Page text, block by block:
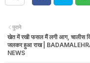
पुराने
खेत में रखी फसल मैं लगी आग, चालीस
जलकर हुआ राख |
NEWS